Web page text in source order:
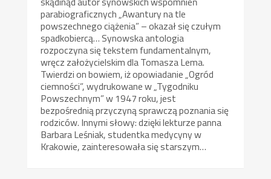
parabiograficznych „Awantury na tle
powszechnego ciążenia” – okazał się czułym
spadkobiercą… Synowska antologia
rozpoczyna się tekstem fundamentalnym,
wręcz założycielskim dla Tomasza Lema.
Twierdzi on bowiem, iż opowiadanie „Ogród
ciemności”, wydrukowane w „Tygodniku
Powszechnym” w 1947 roku, jest
bezpośrednią przyczyną sprawczą poznania się
rodziców. Innymi słowy: dzięki lekturze panna
Barbara Leśniak, studentka medycyny w
Krakowie, zainteresowała się starszym…